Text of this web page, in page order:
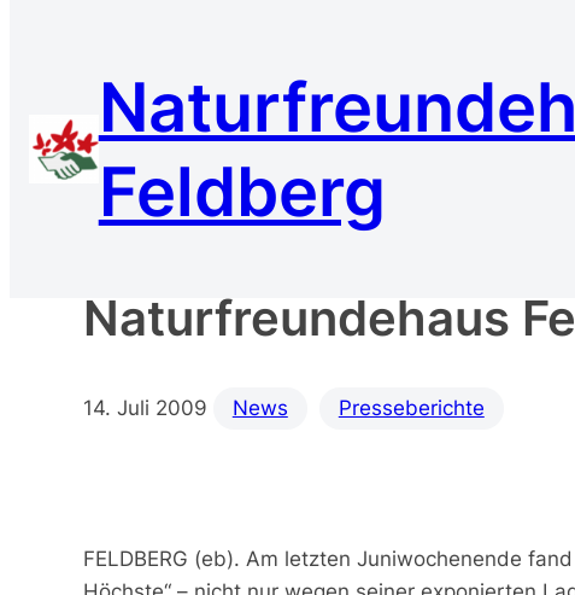
Feldberg
Naturfreundehaus
14. Juli 2009 News Presseberichte
FELDBERG (eb). Am letzten Juniwochenende